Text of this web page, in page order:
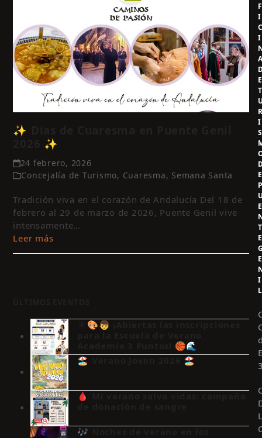
✨ Días de Cuaresma en Puente Genil
2026 ✨
24 febrero, 2026
Concejalía de Turismo, Cuaresma, Semana Santa
Tradición viva en el corazón de Andalucía Del 18 de
febrero al 29 de marzo de 2026, Puente Genil vive
intensamente…
Leer más
☀️🎨👦 ¡Abiertas las inscripciones
Academia 3 Puntos! 🏀🌊
🏖️ Verano Joven 2026 🏖️
🩸 Mi verano salva vidas: campaña
🎶 Noches de verano en los
F
I
I
E
T
I
S
E
E
T
E
E
I
L